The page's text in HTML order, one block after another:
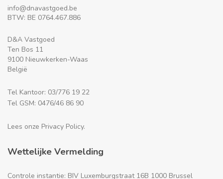
info@dnavastgoed.be
BTW: BE 0764.467.886
D&A Vastgoed
Ten Bos 11
9100 Nieuwkerken-Waas
België
Tel Kantoor: 03/776 19 22
Tel GSM: 0476/46 86 90
Lees onze Privacy Policy.
Wettelijke Vermelding
Controle instantie: BIV Luxemburgstraat 16B 1000 Brussel